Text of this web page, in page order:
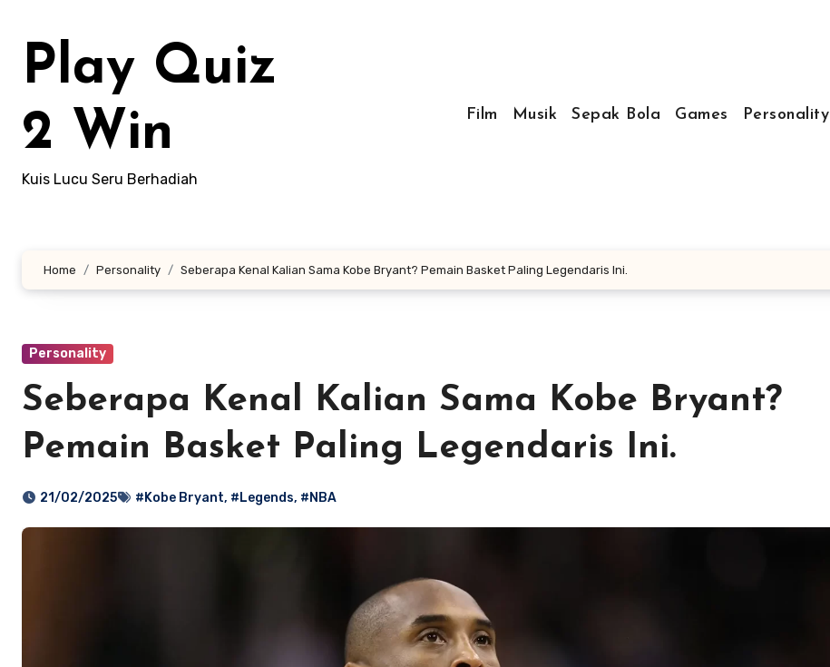
kontenPlay Quiz
2 Win
Kuis Lucu Seru Berhadiah
Film Musik Sepak Bola Games Personality
Home Personality Seberapa Kenal Kalian Sama Kobe Bryant? Pemain Basket Paling Legendaris Ini.
Personality
Seberapa Kenal Kalian Sama Kobe Bryant?
Pemain Basket Paling Legendaris Ini.
21/02/2025 #Kobe Bryant, #Legends, #NBA